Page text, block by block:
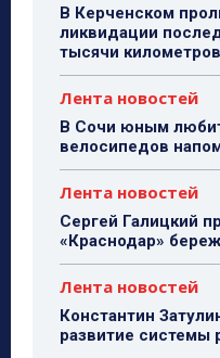
В Керченском
ликвидации
тысячи
Лента новостей
В Сочи юным
велосипедов
Лента новостей
Сергей Галицкий
«Краснодар»
Лента новостей
Константин
развитие системы